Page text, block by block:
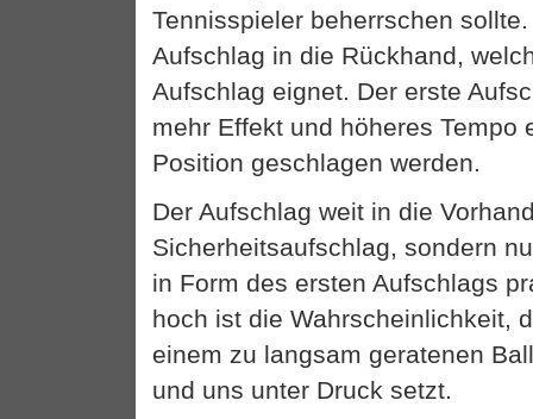
Tennisspieler beherrschen
Aufschlag in die Rückhand,
Aufschlag eignet. Der erste
mehr Effekt und höheres Tempo
Position geschlagen werden.
Der Aufschlag weit in die
Sicherheitsaufschlag, sondern
in Form des ersten Aufschlags
hoch ist die Wahrscheinlichkeit,
einem zu langsam geratenen
und uns unter Druck setzt.